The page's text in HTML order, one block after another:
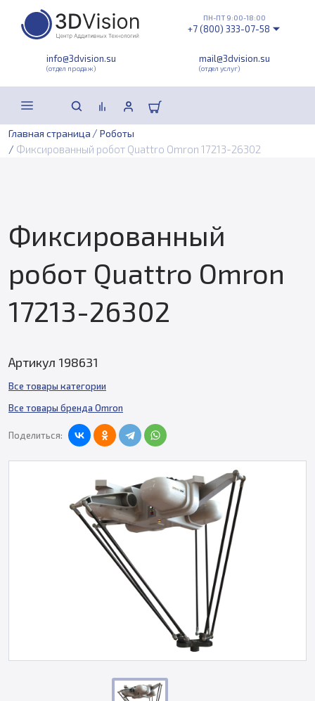
info@3dvision.su
(отдел продаж)
mail@3dvision.su
(отдел услуг)
ПН-ПТ 9:00-18:00
+7 (800) 333-07-58
Главная страница / Роботы
/ Фиксированный робот Quattro Omron 17213-26302
Фиксированный
робот Quattro Omron
17213-26302
Артикул 198631
Все товары категории
Все товары бренда Omron
Поделиться: